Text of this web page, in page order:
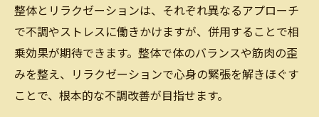
整体とリラクゼーションは、それぞれ異なるアプローチ
で不調やストレスに働きかけますが、併用することで相
乗効果が期待できます。整体で体のバランスや筋肉の歪
みを整え、リラクゼーションで心身の緊張を解きほぐす
ことで、根本的な不調改善が目指せます。